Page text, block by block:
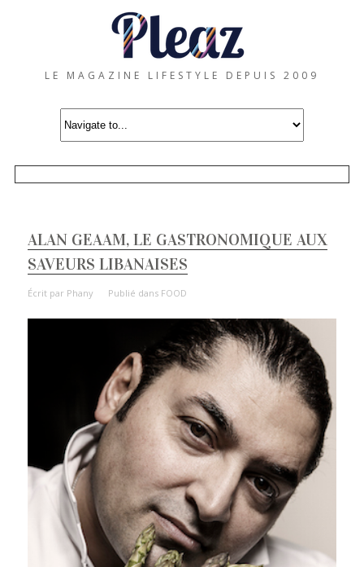
LE MAGAZINE LIFESTYLE DEPUIS 2009
ALAN GEAAM, LE GASTRONOMIQUE AUX
SAVEURS LIBANAISES
Écrit par Phany Publié dans FOOD